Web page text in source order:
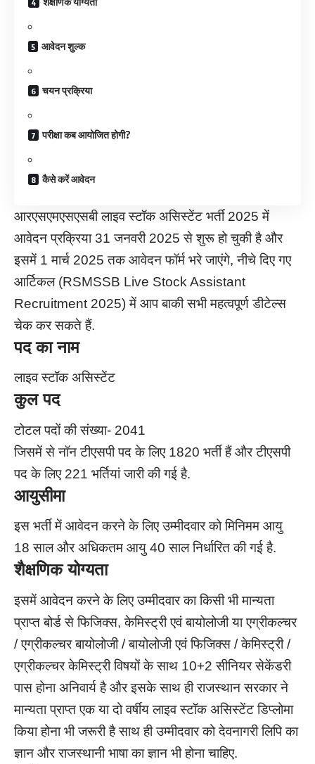
आवेदन शुल्क
चयन प्रक्रिया
परीक्षा कब आयोजित होगी?
कैसे करें आवेदन
आरएसएमएसएसबी लाइव स्टॉक असिस्टेंट भर्ती 2025 में
आवेदन प्रक्रिया 31 जनवरी 2025 से शुरू हो चुकी है और
इसमें 1 मार्च 2025 तक आवेदन फॉर्म भरे जाएंगे, नीचे दिए गए
आर्टिकल (RSMSSB Live Stock Assistant
Recruitment 2025) में आप बाकी सभी महत्वपूर्ण डीटेल्स
चेक कर सकते हैं.
पद का नाम
लाइव स्टॉक असिस्टेंट
कुल पद
टोटल पदों की संख्या- 2041
जिसमें से नॉन टीएसपी पद के लिए 1820 भर्ती हैं और टीएसपी
पद के लिए 221 भर्तियां जारी की गई है.
आयुसीमा
इस भर्ती में आवेदन करने के लिए उम्मीदवार को मिनिमम आयु
18 साल और अधिकतम आयु 40 साल निर्धारित की गई है.
शैक्षणिक योग्यता
इसमें आवेदन करने के लिए उम्मीदवार का किसी भी मान्यता
प्राप्त बोर्ड से फिजिक्स, केमिस्ट्री एवं बायोलोजी या एग्रीकल्चर
/ एग्रीकल्चर बायोलोजी / बायोलोजी एवं फिजिक्स / केमिस्ट्री /
एग्रीकल्चर केमिस्ट्री विषयों के साथ 10+2 सीनियर सेकेंडरी
पास होना अनिवार्य है और इसके साथ ही राजस्थान सरकार ने
मान्यता प्राप्त एक या दो वर्षीय लाइव स्टॉक असिस्टेंट डिप्लोमा
किया होना भी जरूरी है साथ ही उम्मीदवार को देवनागरी लिपि का
ज्ञान और राजस्थानी भाषा का ज्ञान भी होना चाहिए.